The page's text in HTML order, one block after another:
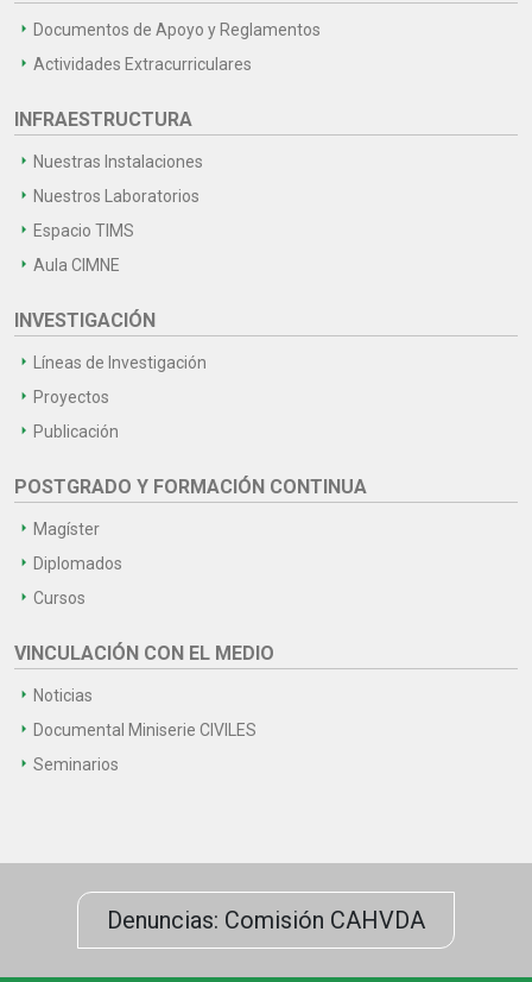
Documentos de Apoyo y Reglamentos
Actividades Extracurriculares
INFRAESTRUCTURA
Nuestras Instalaciones
Nuestros Laboratorios
Espacio TIMS
Aula CIMNE
INVESTIGACIÓN
Líneas de Investigación
Proyectos
Publicación
POSTGRADO Y FORMACIÓN CONTINUA
Magíster
Diplomados
Cursos
VINCULACIÓN CON EL MEDIO
Noticias
Documental Miniserie CIVILES
Seminarios
Denuncias: Comisión CAHVDA